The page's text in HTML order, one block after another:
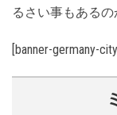
るさい事もあるの
[banner-germany-city]